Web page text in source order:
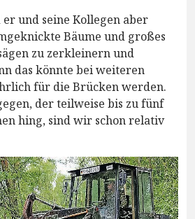
und seine Kollegen aber
Bäume und großes
zu zerkleinern und
das könnte bei weiteren
für die Brücken werden.
der teilweise bis zu fünf
hing, sind wir schon relativ